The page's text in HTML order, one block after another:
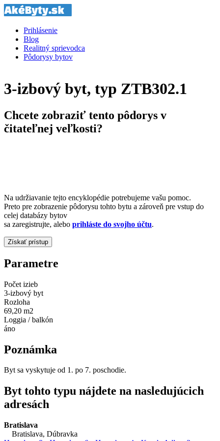
Prihlásenie
Blog
Realitný sprievodca
Pôdorysy bytov
3-izbový byt, typ ZTB302.1
Chcete zobraziť tento pôdorys v
čitateľnej veľkosti?
Na udržiavanie tejto encyklopédie potrebujeme vašu pomoc.
Preto pre zobrazenie pôdorysu tohto bytu a zároveň pre vstup do
celej databázy bytov
sa zaregistrujte, alebo prihláste do svojho účtu.
Parametre
Počet izieb
3-izbový byt
Rozloha
69,20 m2
Loggia / balkón
áno
Poznámka
Byt sa vyskytuje od 1. po 7. poschodie.
Byt tohto typu nájdete na nasledujúcich
adresách
Bratislava
Bratislava, Dúbravka